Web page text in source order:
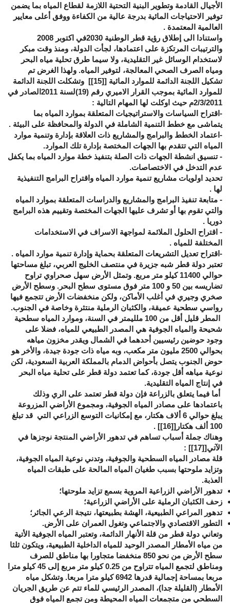
الأجيال القادمة وتطوير البنية التحتية اللازمة لقطاع المياه بما يضمن
توفير الاحتياجات المائية بدرجة عالية من الكفاءة ووفق أعلى معايير
العالمية المعتمدة .
واستنادا الى إطلاق رؤية قطر الوطنية 2030في اكتوبر 2008
والترتيبات المرتكزة على اعتمادها، لجأت الدولة، ومنذ وقت مبكر
لاستخدام الوسائل غير التقليدية، ولا سيما طرق تحلية مياه البحر
ومياه الصرف الصحي المعالجة، لتوفير المياه. ولهذا الغرض تم
تشكيل اللجنة الدائمة للموارد المائية [[15]] وتشكلت اللجنة الدائمة
للموارد المائية بموجب القرار الاميري رقم (19)لسنة 2011الصادر في
2/3/2011م حيث اوكلت لها المهام التالية :
-اقتراح السياسات والاستراتيجيات المتعلقة بموارد المياه بما
يتماشى مع خطط التنمية الشاملة في الدولة والمحافظة على البيئة .
-اعتماد الخطط والبرامج والمشاريع ذات العلاقة بإدارة وتنمية موارد
المياه التي تتقدم بها الجهات المختصة بإدارة تلك الموارد.
- تنسيق انشطة الجهات ذات الصلة بتنفيذ خطة موارد المياه بما يكفل
عدم التدخل في الاختصاصات.
تحديد اولويات مشاريع تنمية موارد المياه واقتراح البرامج التنفيذية
لها .
- متابعة تنفيذ البرامج والمشاريع والدراسات المتعلقة بموارد المياه
والتي تقوم بها أو تشرف عليها الجهات المختصة وتقييم هذه البرامج
دوريا .
- اقتراح الحلول الملائمة لمواجهة الاسراف في الاستخدامات
المختلفة للمياه .
-اقتراح تعديل التشريعات المتعلقة بحماية وإدارة تنمية موارد المياه .
تعتبر دولة قطر شبه جزيرة في منتصف الخليج العربي، تبلغ مساحتها
حوالي 11400 كيلو متر مربع. وتمثل الأرض سهل صحراوي تراوح
تضاريسه بين 50 و 100 متر فوق مستوى سطح البحر. وسطح الأرض
صخري وجيري في أغلب الأماكن، ولكن منخفضات الأرض تتجمع فيها
رواسي سطحية عميقة، والكثبان الرملية منتثرة وخاصة في الجنوب.
المطر قليل أقل من 100 ملليمتر في السنة، وموارد المياه سطحية
شحيحة والمياه الجوفية هي المصدر الطبيعي للمياه، فضلا على
وجود حوضين رئيسيين أحدهما في الشمال ويقدر مخزون مياهه
بحوالي 2500 مليون متر مكعب، وبه مياه ذات جودة جيدة، والأخر هو
حوض الجنوب يتصل بأحواض الدمام بالمملكة العربية السعودية، لكن
نوعية مياهه أقل جودة، كما تعتمد دولة قطر على تحلية مياه البحر
في إنتاج المياه التقليدية.
أما فيما يتعلق بالزراعة فإن دولة قطر تعتمد على الري وذلك
باعتمادها على مصادر المياه الجوفية، ومجموع الأراضي المزروعة
يبلغ حوالي 6 ألاف هكتار، مع إمكانيات التوسع الزراعي التي قد تبلغ
100 ألف هكتار[
[16]
] .
وهناك جملة أسباب تساهم في تدهور الأراضي المنتجة نوجزها في
الآتي[[17]
] :
قلة مصادر المياه السطحية والجوفية، وتدني نوعية المياه الجوفية،
وتزايد ملوحتها بسبب طغيان المياه المالحة على طبقات المياه
العذبة.
تدهور الأراضي الزراعية المروية بسمع تزايد ملوحتها؛
زحف الكثبان الرملية على الأراضي الزراعية؛
تدهور المراعي الطبيعية، الهشة بطبيعتها، نتيجة الرعي الجائر؛
التطور الاقتصادي والاجتماعي وتغول العمران على الأرض.
وتعاني دولة قطر من قلة الأنهار الدائمة، وتعتبر المياه الجوفية الأتية
من مياه الأمطار المصدر الوحيد للمياه الداخلية الطبيعية، ويتكون ثلثا
سطح الأرض من نحو 850 منخفضا متجاورا بها مناطق للصرف
ومناطق لتجمع المياه تتراوح من 0.25 كيلو متر مربع إلى 45 كيلو مترا
مربعا بمساحة إجمالية قدرها 6942 كيلو مترا مربعا. وتشكل مياه
الأمطار (القليلة جدا)، المصدر الرئيسي للماء تتم عن طريق الجريان
السطحي من متجمعات المياه المحيطة ومن تجمع المياه فوق